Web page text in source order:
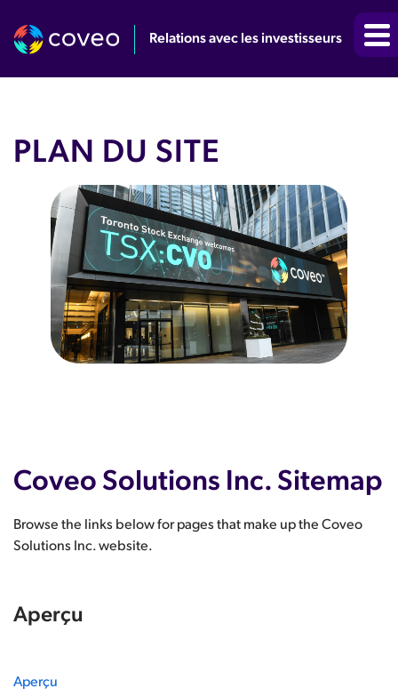
Relations avec les investisseurs
PLAN DU SITE
Coveo Solutions Inc. Sitemap
Browse the links below for pages that make up the Coveo
Solutions Inc. website.
Aperçu
Aperçu